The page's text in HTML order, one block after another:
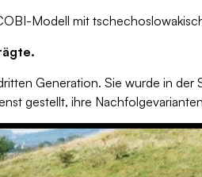
Modell mit
Generation. Sie wurde in
gestellt, ihre